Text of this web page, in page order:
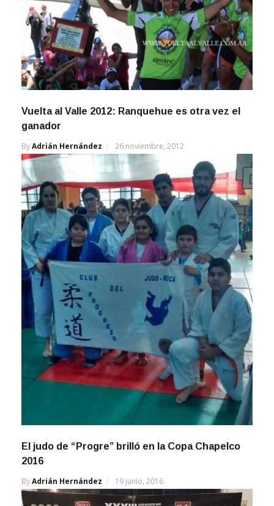
Vuelta al Valle 2012: Ranquehue es otra vez el
ganador
ByAdrián Hernández 26 noviembre, 2012
El judo de “Progre” brilló en la Copa Chapelco
2016
ByAdrián Hernández 19 junio, 2016